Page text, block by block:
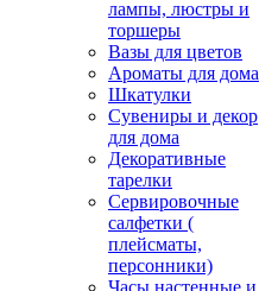
лампы, люстры и
торшеры
Вазы для цветов
Ароматы для дома
Шкатулки
Сувениры и декор
для дома
Декоративные
тарелки
Сервировочные
салфетки (
плейсматы,
персонники)
Часы настенные и